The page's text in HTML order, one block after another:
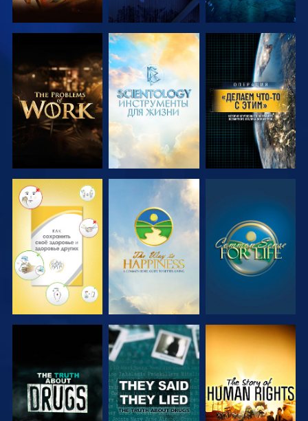
СМОТРЕТЬ
ПЕРЕДАЧИ
СМОТРЕТЬ
ПЕРЕДАЧИ
СМОТРЕТЬ
СМОТРЕТЬ СМОТРЕТЬ СМОТРЕТЬ
СМОТРЕТЬ СМОТРЕТЬ